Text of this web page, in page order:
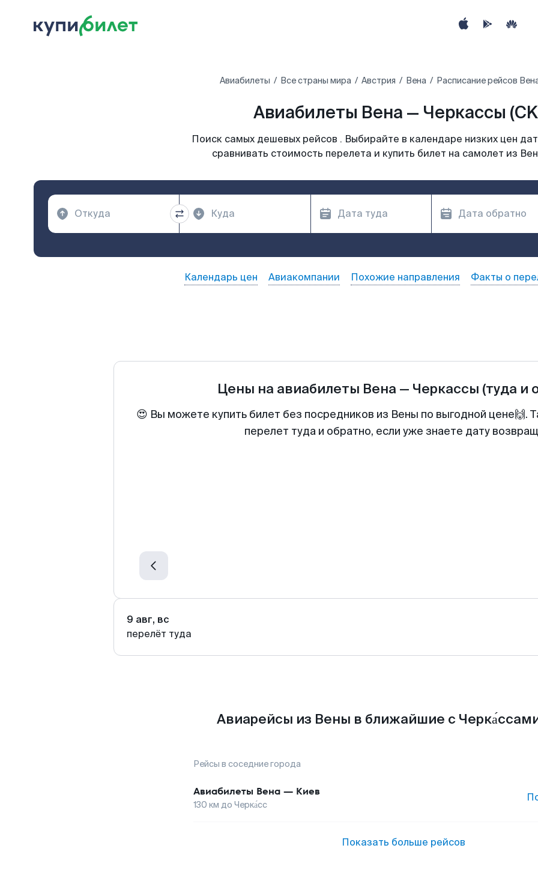
Авиабилеты Все страны мира Австрия Вена Расписание рейсов
Авиабилеты Вена — Черкассы
Поиск самых дешевых рейсов . Выбирайте в календаре низких цен
сравнивать стоимость перелета и купить билет на самолет из
Календарь цен Авиакомпании Похожие направления Факты о
Цены на авиабилеты Вена — Черкассы (туда и
😍 Вы можете купить билет без посредников из Вены по выгодной цене🙌.
перелет туда и обратно, если уже знаете дату
9 авг, вс
перелёт туда
Авиарейсы из Вены в ближайшие с
Рейсы в соседние города
Авиабилеты Вена — Киев
130 км до Черка́сс
Показать больше рейсов